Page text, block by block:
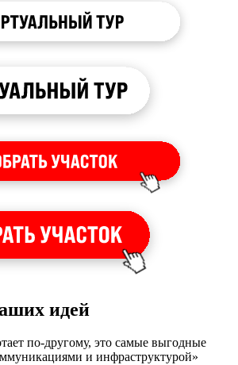
идей
по-другому, это самые выгодные
и инфраструктурой»